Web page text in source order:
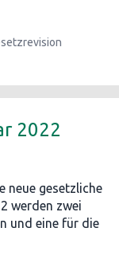
2022
neue gesetzliche
werden zwei
und eine für die